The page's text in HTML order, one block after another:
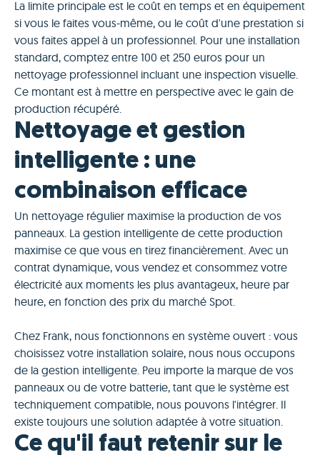
La limite principale est le coût en temps et en équipement
si vous le faites vous-même, ou le coût d'une prestation si
vous faites appel à un professionnel. Pour une installation
standard, comptez entre 100 et 250 euros pour un
nettoyage professionnel incluant une inspection visuelle.
Ce montant est à mettre en perspective avec le gain de
production récupéré.
Nettoyage et gestion
intelligente : une
combinaison efficace
Un nettoyage régulier maximise la production de vos
panneaux. La gestion intelligente de cette production
maximise ce que vous en tirez financièrement. Avec un
contrat dynamique, vous vendez et consommez votre
électricité aux moments les plus avantageux, heure par
heure, en fonction des prix du marché Spot.
Chez Frank, nous fonctionnons en système ouvert : vous
choisissez votre installation solaire, nous nous occupons
de la gestion intelligente. Peu importe la marque de vos
panneaux ou de votre batterie, tant que le système est
techniquement compatible, nous pouvons l'intégrer. Il
existe toujours une solution adaptée à votre situation.
Ce qu'il faut retenir sur le